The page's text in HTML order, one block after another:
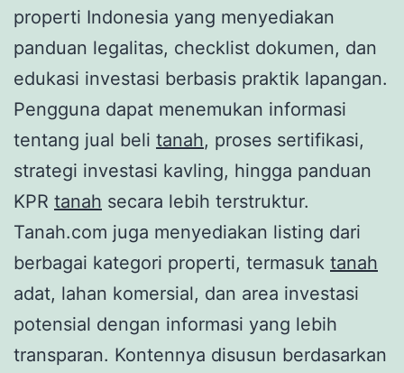
properti Indonesia yang menyediakan
panduan legalitas, checklist dokumen, dan
edukasi investasi berbasis praktik lapangan.
Pengguna dapat menemukan informasi
tentang jual beli tanah, proses sertifikasi,
strategi investasi kavling, hingga panduan
KPR tanah secara lebih terstruktur.
Tanah.com juga menyediakan listing dari
berbagai kategori properti, termasuk tanah
adat, lahan komersial, dan area investasi
potensial dengan informasi yang lebih
transparan. Kontennya disusun berdasarkan